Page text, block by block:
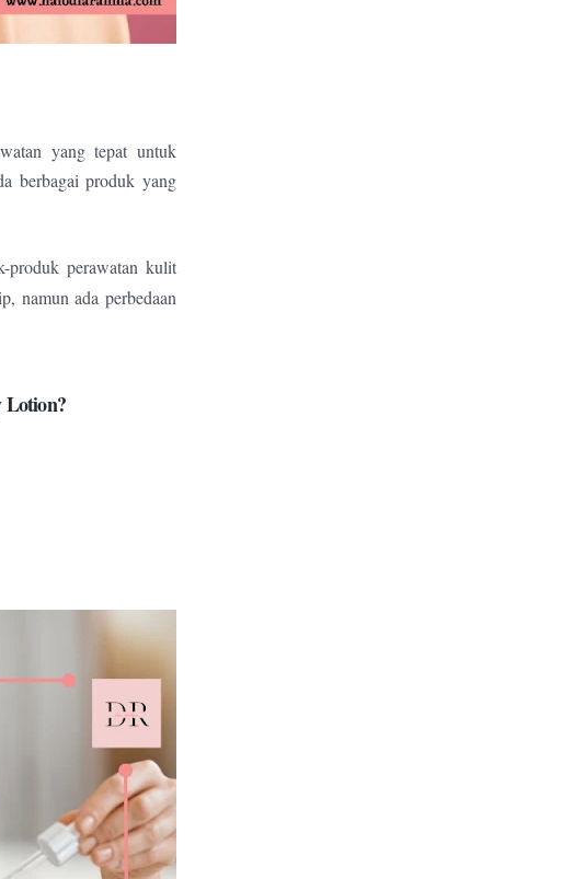
yang tepat untuk
berbagai produk yang
perawatan kulit
namun ada perbedaan
Lotion?